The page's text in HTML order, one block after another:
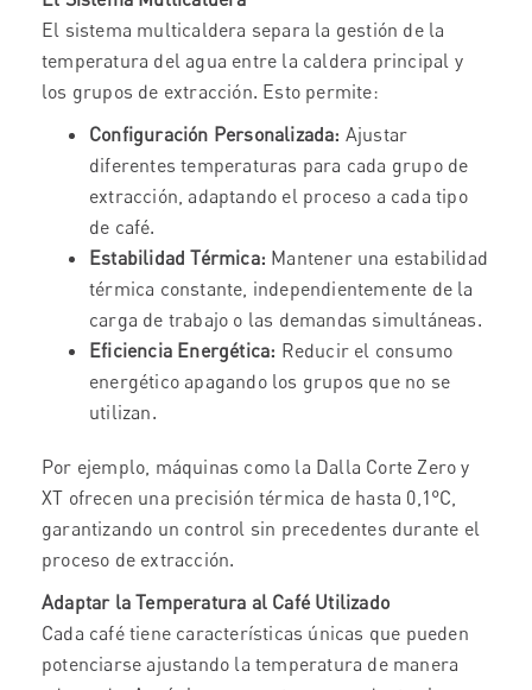
El sistema multicaldera separa la gestión de la
temperatura del agua entre la caldera principal y
los grupos de extracción. Esto permite:
Configuración Personalizada: Ajustar
diferentes temperaturas para cada grupo de
extracción, adaptando el proceso a cada tipo
de café.
Estabilidad Térmica: Mantener una estabilidad
térmica constante, independientemente de la
carga de trabajo o las demandas simultáneas.
Eficiencia Energética: Reducir el consumo
energético apagando los grupos que no se
utilizan.
Por ejemplo, máquinas como la Dalla Corte Zero y
XT ofrecen una precisión térmica de hasta 0,1°C,
garantizando un control sin precedentes durante el
proceso de extracción.
Adaptar la Temperatura al Café Utilizado
Cada café tiene características únicas que pueden
potenciarse ajustando la temperatura de manera